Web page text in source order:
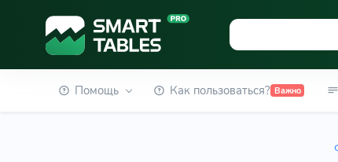
Помощь Как пользоваться? Важно